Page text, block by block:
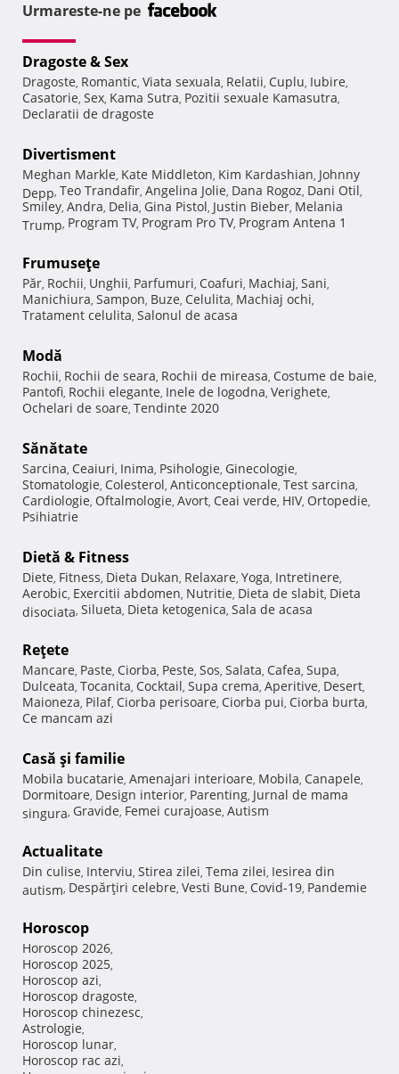
Urmareste-ne pe
Dragoste & Sex
Dragoste, Romantic, Viata sexuala, Relatii, Cuplu, Iubire,
Casatorie, Sex, Kama Sutra, Pozitii sexuale Kamasutra,
Declaratii de dragoste
Divertisment
Meghan Markle, Kate Middleton, Kim Kardashian, Johnny
Depp, Teo Trandafir, Angelina Jolie, Dana Rogoz, Dani Otil,
Smiley, Andra, Delia, Gina Pistol, Justin Bieber, Melania
Trump, Program TV, Program Pro TV, Program Antena 1
Frumuseţe
Păr, Rochii, Unghii, Parfumuri, Coafuri, Machiaj, Sani,
Manichiura, Sampon, Buze, Celulita, Machiaj ochi,
Tratament celulita, Salonul de acasa
Modă
Rochii, Rochii de seara, Rochii de mireasa, Costume de baie,
Pantofi, Rochii elegante, Inele de logodna, Verighete,
Ochelari de soare, Tendinte 2020
Sănătate
Sarcina, Ceaiuri, Inima, Psihologie, Ginecologie,
Stomatologie, Colesterol, Anticonceptionale, Test sarcina,
Cardiologie, Oftalmologie, Avort, Ceai verde, HIV, Ortopedie,
Psihiatrie
Dietă & Fitness
Diete, Fitness, Dieta Dukan, Relaxare, Yoga, Intretinere,
Aerobic, Exercitii abdomen, Nutritie, Dieta de slabit, Dieta
disociata, Silueta, Dieta ketogenica, Sala de acasa
Reţete
Mancare, Paste, Ciorba, Peste, Sos, Salata, Cafea, Supa,
Dulceata, Tocanita, Cocktail, Supa crema, Aperitive, Desert,
Maioneza, Pilaf, Ciorba perisoare, Ciorba pui, Ciorba burta,
Ce mancam azi
Casă şi familie
Mobila bucatarie, Amenajari interioare, Mobila, Canapele,
Dormitoare, Design interior, Parenting, Jurnal de mama
singura, Gravide, Femei curajoase, Autism
Actualitate
Din culise, Interviu, Stirea zilei, Tema zilei, Iesirea din
autism, Despărţiri celebre, Vesti Bune, Covid-19, Pandemie
Horoscop
Horoscop 2026,
Horoscop 2025,
Horoscop azi,
Horoscop dragoste,
Horoscop chinezesc,
Astrologie,
Horoscop lunar,
Horoscop rac azi,